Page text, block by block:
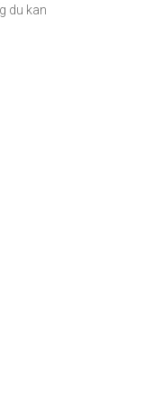
du kan